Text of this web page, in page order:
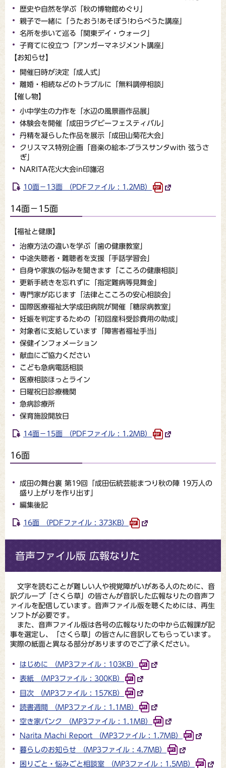
歴史や自然を学ぶ「秋の博物館めぐり」
親子で一緒に「うたおう!あそぼう!わらべうた講座」
名所を歩いて巡る「関東デイ・ウォーク」
子育てに役立つ「アンガーマネジメント講座」
【お知らせ】
開催日時が決定「成人式」
離婚・相続などのトラブルに「無料調停相談」
【催し物】
小中学生の力作を「水辺の風景画作品展」
体験会を開催「成田ラグビーフェスティバル」
丹精を凝らした作品を展示「成田山菊花大会」
クリスマス特別企画「音楽の絵本-ブラスサンタwith 弦うさ
ぎ」
NARITA花火大会in印旛沼
10面－13面 （PDFファイル : 1.2MB）
14面－15面
【福祉と健康】
治療方法の違いを学ぶ「歯の健康教室」
中途失聴者・難聴者を支援「手話学習会」
自身や家族の悩みを聞きます「こころの健康相談」
更新手続きを忘れずに「指定難病等見舞金」
専門家が応じます「法律とこころの安心相談会」
国際医療福祉大学成田病院が開催「糖尿病教室」
妊娠を判定するための「初回産科受診費用の助成」
対象者に支給しています「障害者福祉手当」
保健インフォメーション
献血にご協力ください
こども急病電話相談
医療相談ほっとライン
日曜祝日診療機関
急病診療所
保育施設開放日
14面－15面 （PDFファイル : 1.2MB）
16面
成田の舞台裏 第19回「成田伝統芸能まつり秋の陣 19万人の
盛り上がりを作り出す」
編集後記
16面 （PDFファイル : 373KB）
音声ファイル版 広報なりた
文字を読むことが難しい人や視覚障がいがある人のために、音
訳グループ「さくら草」の皆さんが音訳した広報なりたの音声フ
ァイルを配信しています。音声ファイル版を聴くためには、再生
ソフトが必要です。
また、音声ファイル版は各号の広報なりたの中から広報課が記
事を選定し、「さくら草」の皆さんに音訳してもらっています。
実際の紙面と異なる部分がありますのでご了承ください。
はじめに （MP3ファイル : 103KB）
表紙 （MP3ファイル : 300KB）
目次 （MP3ファイル : 157KB）
読書週間 （MP3ファイル : 1.1MB）
空き家バンク （MP3ファイル : 1.1MB）
Narita Machi Report （MP3ファイル : 1.7MB）
暮らしのお知らせ （MP3ファイル : 4.7MB）
困りごと・悩みごと相談室 （MP3ファイル : 1.5MB）